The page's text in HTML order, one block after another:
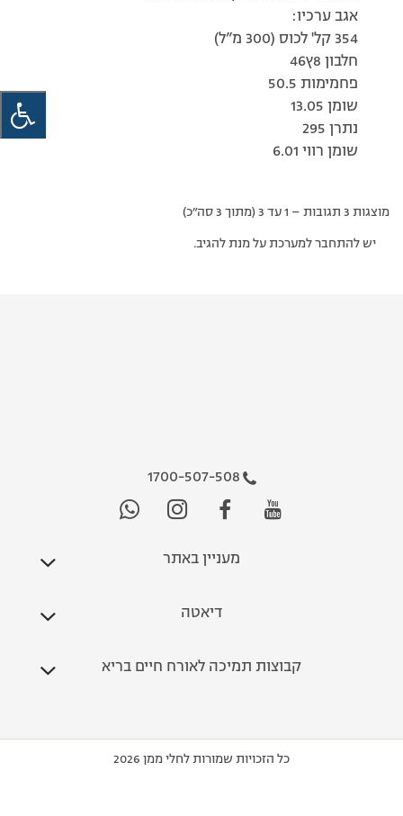
אגב ערכיו:
354 קל' לכוס (300 מ”ל)
חלבון 8ץ46
פחמימות 50.5
שומן 13.05
נתרן 295
שומן רווי 6.01
מוצגות 3 תגובות – 1 עד 3 (מתוך 3 סה״כ)
יש להתחבר למערכת על מנת להגיב.
1700-507-508
מעניין באתר
דיאטה
קבוצות תמיכה לאורח חיים בריא
כל הזכויות שמורות לחלי ממן 2026